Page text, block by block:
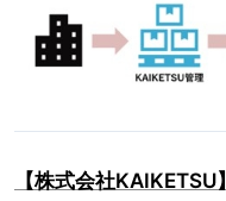
【株式会社KAIKETSU】